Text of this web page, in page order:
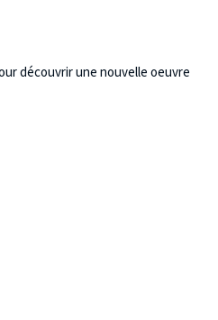
découvrir une nouvelle oeuvre